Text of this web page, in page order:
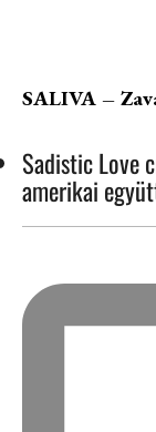
SALIVA –
Sadistic Love
amerikai